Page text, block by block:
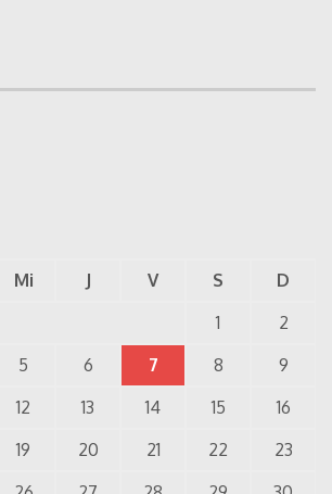
Mi J V S
D
1
2
5 6 7 8
9
12 13 14 15
16
19 20 21 22
23